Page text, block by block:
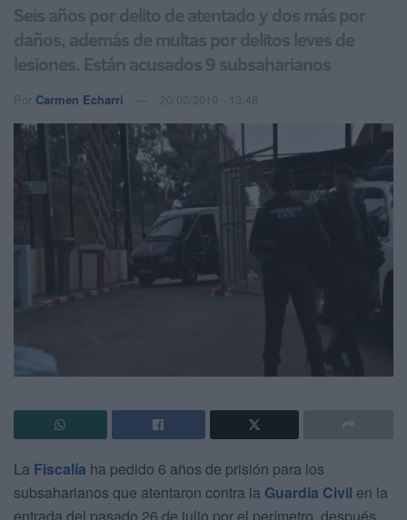
Seis años por delito de atentado y dos más por
daños, además de multas por delitos leves de
lesiones. Están acusados 9 subsaharianos
Por Carmen Echarri 20/02/2019 - 13:48
La Fiscalía ha pedido 6 años de prisión para los
subsaharianos que atentaron contra la Guardia Civil en la